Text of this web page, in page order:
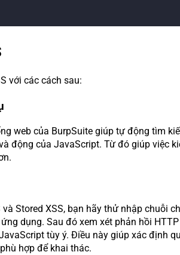
với các cách sau:
web của BurpSuite giúp tự động tìm
động của JavaScript. Từ đó giúp việc
Stored XSS, bạn hãy thử nhập chuỗi
dụng. Sau đó xem xét phản hồi
tùy ý. Điều này giúp xác định
hợp để khai thác.